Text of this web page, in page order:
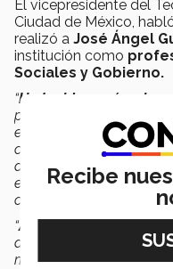
El vicepresidente del
Ciudad de México,
realizó a José Ángel
institución como
Sociales y Gobierno.
“Ha tenido un vínculo
profesor de campus
estructurado el Tec en la
campus que están,
dio pauta para que
expresara nuestro
claustro académico.
“Aceptó con mucho
de vida en estos
manera y que
Recibe